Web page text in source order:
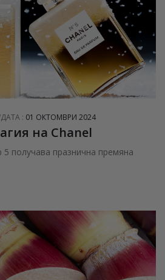
ДАТА : 01 ОКТОМВРИ 2024
на Chanel
получава празнична премяна